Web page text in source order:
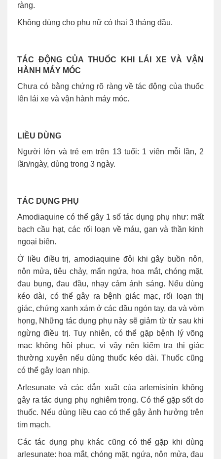
ràng.
Không dùng cho phụ nữ có thai 3 tháng đầu.
TÁC ĐỘNG CỦA THUỐC KHI LÁI XE VÀ VẬN
HÀNH MÁY MÓC
Chưa có bằng chứng rõ ràng về tác động của thuốc
lên lái xe và vận hành máy móc.
LIỀU DÙNG
Người lớn và trẻ em trên 13 tuổi: 1 viên mỗi lần, 2
lần/ngày, dùng trong 3 ngày.
TÁC DỤNG PHỤ
Amodiaquine có thể gây 1 số tác dụng phụ như: mất
bạch cầu hạt, các rối loạn về máu, gan và thần kinh
ngoại biên.
Ở liều điều trị, amodiaquine đôi khi gây buồn nôn,
nôn mửa, tiêu chảy, mẩn ngứa, hoa mắt, chóng mặt,
đau bụng, đau đầu, nhạy cảm ánh sáng. Nếu dùng
kéo dài, có thể gây ra bệnh giác mạc, rối loạn thị
giác, chứng xanh xám ở các đầu ngón tay, da và vòm
họng, Những tác dụng phụ này sẽ giảm từ từ sau khi
ngừng điều trị. Tuy nhiên, có thể gặp bệnh lý võng
mạc không hồi phục, vì vậy nên kiểm tra thị giác
thường xuyên nếu dùng thuốc kéo dài. Thuốc cũng
có thể gây loạn nhịp.
Arlesunate và các dẫn xuất của arlemisinin không
gây ra tác dụng phụ nghiêm trọng. Có thể gặp sốt do
thuốc. Nếu dùng liều cao có thể gây ảnh hưởng trên
tim mạch.
Các tác dụng phụ khác cũng có thể gặp khi dùng
arlesunate: hoa mắt, chóng mặt, ngứa, nôn mửa, đau